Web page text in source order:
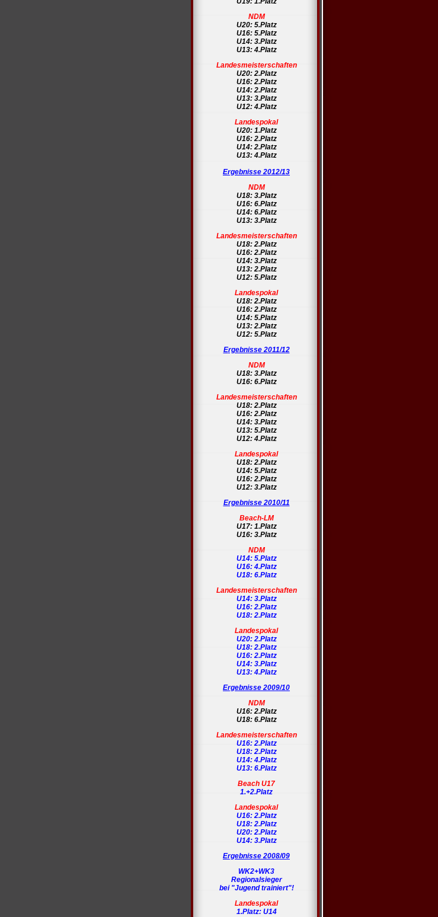
NDM
U20: 5.Platz
U16: 5.Platz
U14: 3.Platz
U13: 4.Platz
Landesmeisterschaften
U20: 2.Platz
U16: 2.Platz
U14: 2.Platz
U13: 3.Platz
U12: 4.Platz
Landespokal
U20: 1.Platz
U16: 2.Platz
U14: 2.Platz
U13: 4.Platz
Ergebnisse 2012/13
NDM
U18: 3.Platz
U16: 6.Platz
U14: 6.Platz
U13: 3.Platz
Landesmeisterschaften
U18: 2.Platz
U16: 2.Platz
U14: 3.Platz
U13: 2.Platz
U12: 5.Platz
Landespokal
U18: 2.Platz
U16: 2.Platz
U14: 5.Platz
U13: 2.Platz
U12: 5.Platz
Ergebnisse 2011/12
NDM
U18: 3.Platz
U16: 6.Platz
Landesmeisterschaften
U18: 2.Platz
U16: 2.Platz
U14: 3.Platz
U13: 5.Platz
U12: 4.Platz
Landespokal
U18: 2.Platz
U14: 5.Platz
U16: 2.Platz
U12: 3.Platz
Ergebnisse 2010/11
Beach-LM
U17: 1.Platz
U16: 3.Platz
NDM
U14: 5.Platz
U16: 4.Platz
U18: 6.Platz
Landesmeisterschaften
U14: 3.Platz
U16: 2.Platz
U18: 2.Platz
Landespokal
U20: 2.Platz
U18: 2.Platz
U16: 2.Platz
U14: 3.Platz
U13: 4.Platz
Ergebnisse 2009/10
NDM
U16: 2.Platz
U18: 6.Platz
Landesmeisterschaften
U16: 2.Platz
U18: 2.Platz
U14: 4.Platz
U13: 6.Platz
Beach U17
1.+2.Platz
Landespokal
U16: 2.Platz
U18: 2.Platz
U20: 2.Platz
U14: 3.Platz
Ergebnisse 2008/09
WK2+WK3
Regionalsieger
bei "Jugend trainiert"!
Landespokal
1.Platz: U14